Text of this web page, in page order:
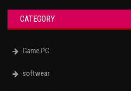
CATEGORY
Game PC
softwear